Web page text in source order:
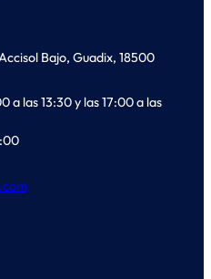
Bajo, Guadix, 18500
a las 13:30 y las 17:00 a las